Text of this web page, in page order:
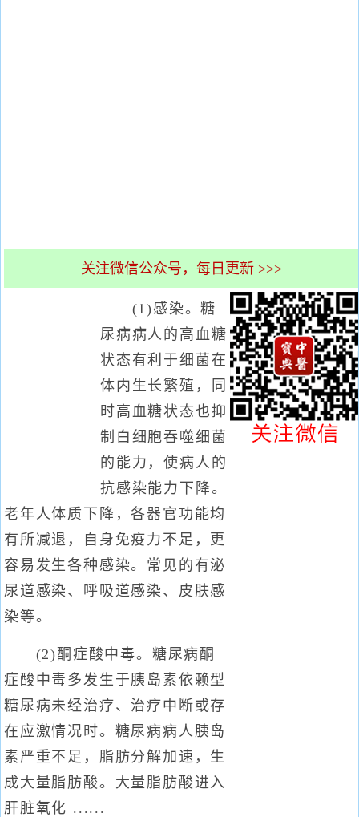
关注微信公众号，每日更新 >>>
(1)感染。糖
尿病病人的高血糖
状态有利于细菌在
体内生长繁殖，同
时高血糖状态也抑
制白细胞吞噬细菌
的能力，使病人的
抗感染能力下降。
老年人体质下降，各器官功能均
有所减退，自身免疫力不足，更
容易发生各种感染。常见的有泌
尿道感染、呼吸道感染、皮肤感
染等。
(2)酮症酸中毒。糖尿病酮
症酸中毒多发生于胰岛素依赖型
糖尿病未经治疗、治疗中断或存
在应激情况时。糖尿病病人胰岛
素严重不足，脂肪分解加速，生
成大量脂肪酸。大量脂肪酸进入
肝脏氧化 ......